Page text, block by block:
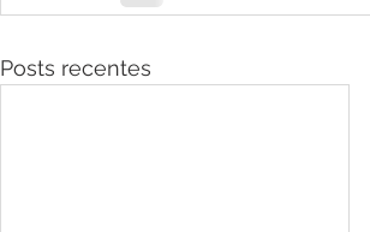
Posts recentes